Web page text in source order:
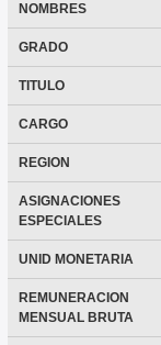
NOMBRES
GRADO
TITULO
CARGO
REGION
ASIGNACIONES
ESPECIALES
UNID MONETARIA
REMUNERACION
MENSUAL BRUTA